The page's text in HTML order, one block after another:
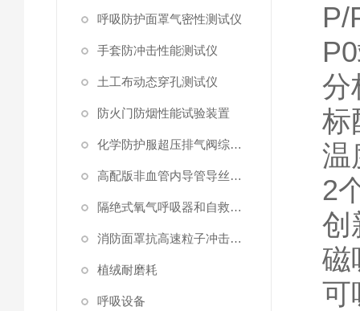
呼吸防护面罩气密性测试仪
手套防冲击性能测试仪
土工布动态穿孔测试仪
防火门防烟性能试验装置
化学防护服超压排气阀综合性测试仪
高配版非血管内导管导丝滑动性能测试仪
隔绝式氧气呼吸器和自救器二氧化碳吸收率及水分含量测试仪
消防面罩抗高速粒子冲击试验机
植绒耐磨耗
呼吸设备
P/
P0
分
标
温
2
创
磁
可